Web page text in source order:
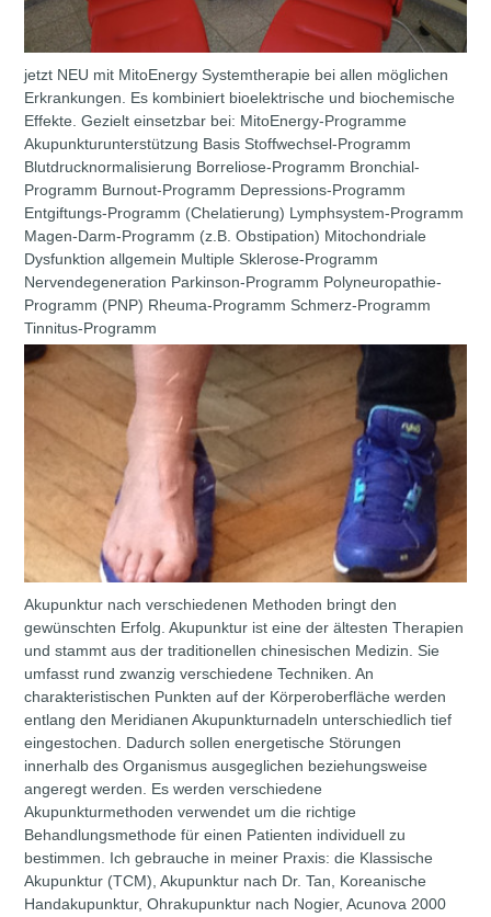
jetzt NEU mit MitoEnergy Systemtherapie bei allen möglichen
Erkrankungen. Es kombiniert bioelektrische und biochemische
Effekte. Gezielt einsetzbar bei: MitoEnergy-Programme
Akupunkturunterstützung Basis Stoffwechsel-Programm
Blutdrucknormalisierung Borreliose-Programm Bronchial-
Programm Burnout-Programm Depressions-Programm
Entgiftungs-Programm (Chelatierung) Lymphsystem-Programm
Magen-Darm-Programm (z.B. Obstipation) Mitochondriale
Dysfunktion allgemein Multiple Sklerose-Programm
Nervendegeneration Parkinson-Programm Polyneuropathie-
Programm (PNP) Rheuma-Programm Schmerz-Programm
Tinnitus-Programm
Akupunktur nach verschiedenen Methoden bringt den
gewünschten Erfolg. Akupunktur ist eine der ältesten Therapien
und stammt aus der traditionellen chinesischen Medizin. Sie
umfasst rund zwanzig verschiedene Techniken. An
charakteristischen Punkten auf der Körperoberfläche werden
entlang den Meridianen Akupunkturnadeln unterschiedlich tief
eingestochen. Dadurch sollen energetische Störungen
innerhalb des Organismus ausgeglichen beziehungsweise
angeregt werden. Es werden verschiedene
Akupunkturmethoden verwendet um die richtige
Behandlungsmethode für einen Patienten individuell zu
bestimmen. Ich gebrauche in meiner Praxis: die Klassische
Akupunktur (TCM), Akupunktur nach Dr. Tan, Koreanische
Handakupunktur, Ohrakupunktur nach Nogier, Acunova 2000